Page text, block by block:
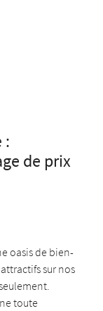
:
de prix
oasis de bien-
sur nos
toute